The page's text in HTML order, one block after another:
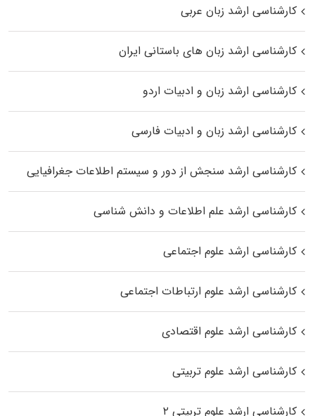
کارشناسی ارشد زبان عربی
کارشناسی ارشد زبان‌ های باستانی ایران
کارشناسی ارشد زبان و ادبیات اردو
کارشناسی ارشد زبان و ادبیات فارسی
کارشناسی ارشد سنجش از دور و سیستم اطلاعات جغرافیایی
کارشناسی ارشد علم اطلاعات و دانش شناسی
کارشناسی ارشد علوم اجتماعی
کارشناسی ارشد علوم ارتباطات اجتماعی
کارشناسی ارشد علوم اقتصادی
کارشناسی ارشد علوم تربیتی
کارشناسی ارشد علوم تربیتی ۲